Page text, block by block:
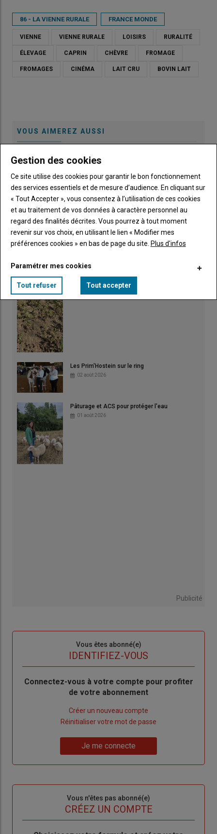
86 - LA VIENNE RURALE FRANCE MONDE
VIENNE VIENNE RURALE LOISIRS RURALITÉ
ÉLEVAGE CAPRIN CHÈVRE FROMAGE
FROMAGES CINÉMA LAIT CRU BOVIN LAIT
VOUS AIMEREZ AUSSI
L'égalité en milieu rural
La microbiologie au cœur d'un reportage primé
04 août 2026
amputés
Les Prim'Hostein sur le ring
02 août 2026
Pâturage et ACS pour protéger l'eau
01 août 2026
Publicité
Vous êtes abonné(e)
IDENTIFIEZ-VOUS
Body
Connectez-vous à votre compte pour profiter
de votre abonnement
Créer un nouveau compte
de
Réinitialiser votre mot de passe
me
Je me connecte
Vous n'êtes pas abonné(e)
CRÉEZ UN COMPTE
Gestion des cookies
Ce site utilise des cookies pour garantir le bon fonctionnement
des services essentiels et de mesure d’audience. En cliquant sur
« Tout Accepter », vous consentez à l’utilisation de ces cookies
et au traitement de vos données à caractère personnel au
regard des finalités décrites. Vous pourrez à tout moment
revenir sur vos choix, en utilisant le lien « Modifier mes
préférences cookies » en bas de page du site. Plus d'infos
Paramétrer mes cookies
Tout refuser Tout accepter